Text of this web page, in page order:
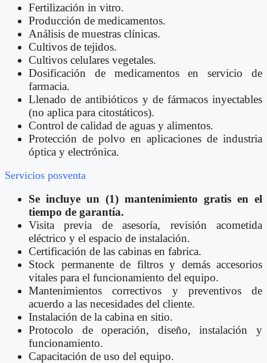
Fertilización in vitro.
Producción de medicamentos.
Análisis de muestras clínicas.
Cultivos de tejidos.
Cultivos celulares vegetales.
Dosificación de medicamentos en servicio de
farmacia.
Llenado de antibióticos y de fármacos inyectables
(no aplica para citostáticos).
Control de calidad de aguas y alimentos.
Protección de polvo en aplicaciones de industria
óptica y electrónica.
Servicios posventa
Se incluye un (1) mantenimiento gratis en el
tiempo de garantía.
Visita previa de asesoría, revisión acometida
eléctrico y el espacio de instalación.
Certificación de las cabinas en fabrica.
Stock permanente de filtros y demás accesorios
vitales para el funcionamiento del equipo.
Mantenimientos correctivos y preventivos de
acuerdo a las necesidades del cliente.
Instalación de la cabina en sitio.
Protocolo de operación, diseño, instalación y
funcionamiento.
Capacitación de uso del equipo.